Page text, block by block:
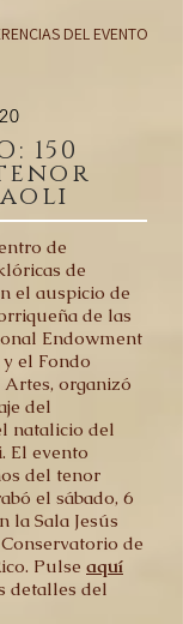
DEL EVENTO
150
de
de
el auspicio de
de las
Endowment
el Fondo
organizó
del
natalicio del
El evento
del tenor
el sábado, 6
la Sala Jesús
de
Pulse aquí
detalles del